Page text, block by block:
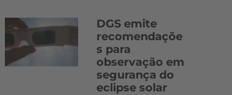
DGS emite
recomendaçõe
s para
observação em
segurança do
eclipse solar